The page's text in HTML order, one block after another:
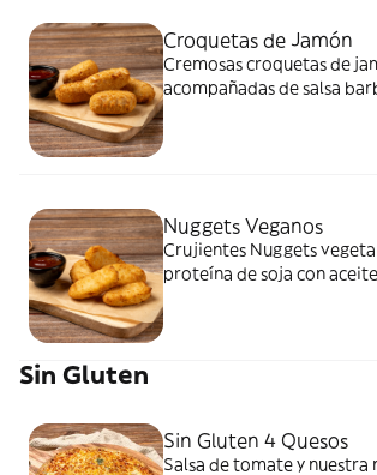
Croquetas de Jamón
Cremosas croquetas de
acompañadas de salsa
Nuggets Veganos
Crujientes Nuggets
proteína de soja con
Sin Gluten
Sin Gluten 4 Quesos
Salsa de tomate y nuestra